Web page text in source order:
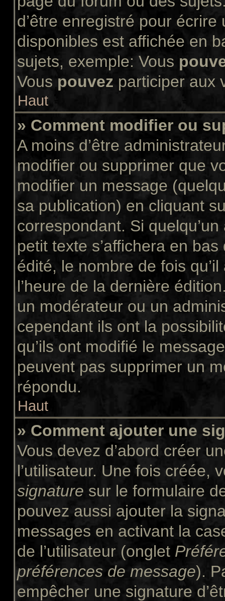
d’être enregistré pour
disponibles est affichée en
sujets, exemple: Vous
Vous pouvez participer aux
Haut
» Comment modifier ou
A moins d’être
modifier ou supprimer que
modifier un message
sa publication) en cliquant
correspondant. Si
petit texte s’affichera en
édité, le nombre de fois
l’heure de la dernière
un modérateur ou un
cependant ils ont la
qu’ils ont modifié le
peuvent pas supprimer un
répondu.
Haut
» Comment ajouter une
Vous devez d’abord créer
l’utilisateur. Une fois créée,
signature sur le formulaire
pouvez aussi ajouter la
messages en activant la
de l’utilisateur (onglet
préférences de message).
empêcher une signature